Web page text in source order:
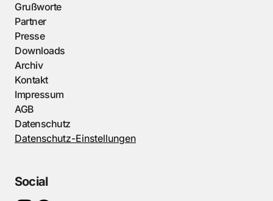
Grußworte
Partner
Presse
Downloads
Archiv
Kontakt
Impressum
AGB
Datenschutz
Datenschutz-Einstellungen
Social